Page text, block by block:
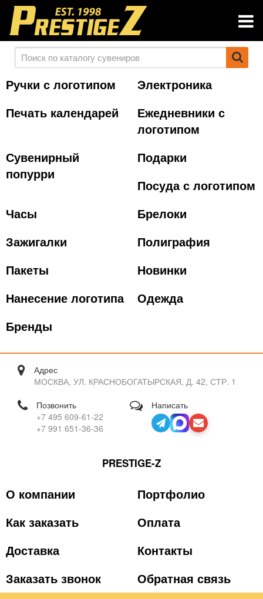
Ручки с логотипом
Электроника
Печать календарей
Ежедневники с
логотипом
Сувенирный
попурри
Подарки
Посуда с логотипом
Часы
Брелоки
Зажигалки
Полиграфия
Пакеты
Новинки
Нанесение логотипа
Одежда
Бренды
Адрес
МОСКВА, УЛ. КРАСНОБОГАТЫРСКАЯ, Д. 42, СТР. 1
Позвонить
+7 495 609-61-22
+7 991 651-36-36
Написать
PRESTIGE-Z
О компании
Портфолио
Как заказать
Оплата
Доставка
Контакты
Заказать звонок
Обратная связь